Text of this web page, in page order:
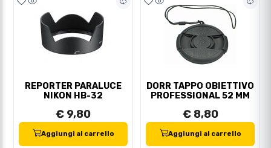
REPORTER PARALUCE
NIKON HB-32
€ 9,80
Aggiungi al carrello
DORR TAPPO OBIETTIVO
PROFESSIONAL 52 MM
€ 8,80
Aggiungi al carrello